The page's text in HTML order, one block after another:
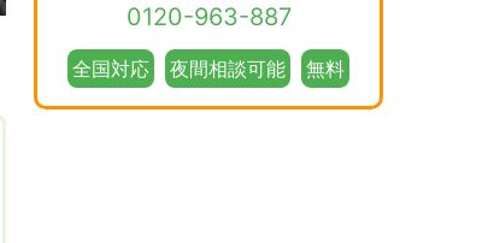
0120-963-887
全国対応 夜間相談可能 無料